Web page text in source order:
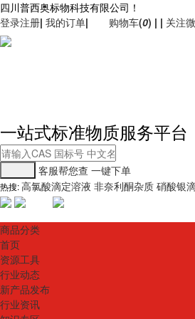
四川普西奥标物科技有限公司！
登录注册| 我的订单| 购物车(0) | | 关注
一站式标准物质服务平台
客服帮您查 一键下单
热搜:高氯酸滴定溶液 非奈利酮杂质 硝酸银
商品分类
首页
资源工具
行业动态
新产品发布
行业资讯